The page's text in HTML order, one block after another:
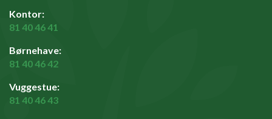
Kontor:
81 40 46 41
Børnehave:
81 40 46 42
Vuggestue:
81 40 46 43